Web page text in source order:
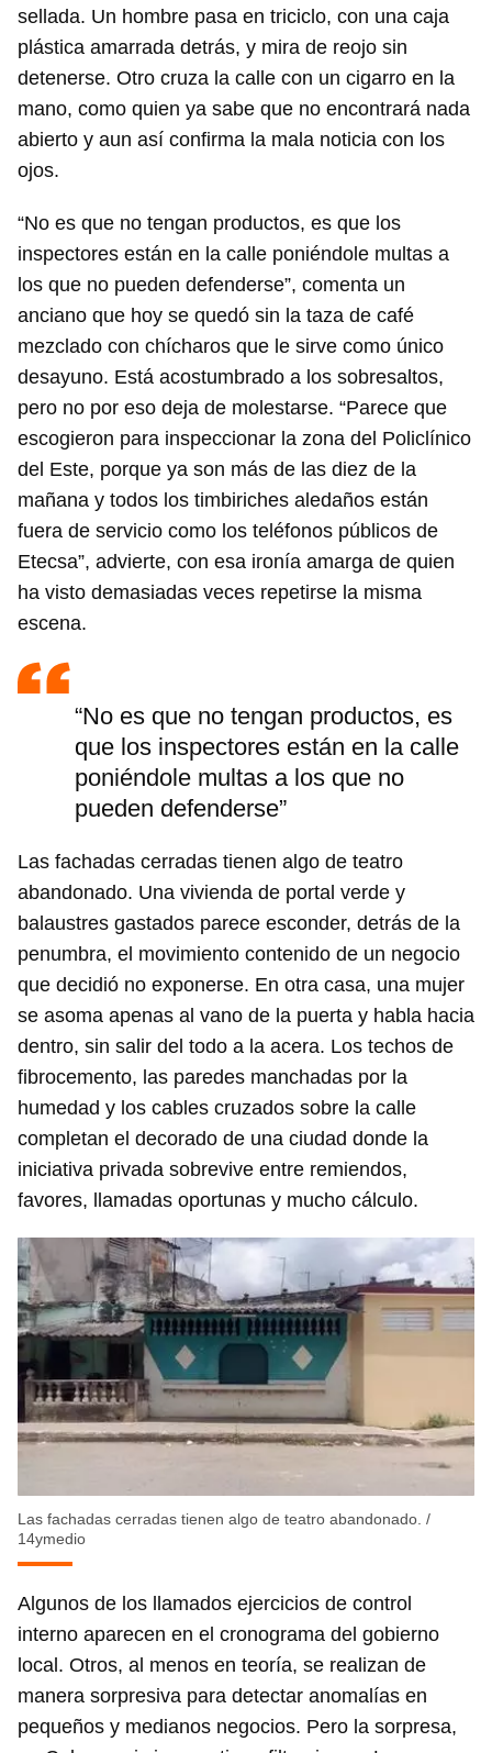
sellada. Un hombre pasa en triciclo, con una caja
plástica amarrada detrás, y mira de reojo sin
detenerse. Otro cruza la calle con un cigarro en la
mano, como quien ya sabe que no encontrará nada
abierto y aun así confirma la mala noticia con los
ojos.
“No es que no tengan productos, es que los
inspectores están en la calle poniéndole multas a
los que no pueden defenderse”, comenta un
anciano que hoy se quedó sin la taza de café
mezclado con chícharos que le sirve como único
desayuno. Está acostumbrado a los sobresaltos,
pero no por eso deja de molestarse. “Parece que
escogieron para inspeccionar la zona del Policlínico
del Este, porque ya son más de las diez de la
mañana y todos los timbiriches aledaños están
fuera de servicio como los teléfonos públicos de
Etecsa”, advierte, con esa ironía amarga de quien
ha visto demasiadas veces repetirse la misma
escena.
“No es que no tengan productos, es
que los inspectores están en la calle
poniéndole multas a los que no
pueden defenderse”
Las fachadas cerradas tienen algo de teatro
abandonado. Una vivienda de portal verde y
balaustres gastados parece esconder, detrás de la
penumbra, el movimiento contenido de un negocio
que decidió no exponerse. En otra casa, una mujer
se asoma apenas al vano de la puerta y habla hacia
dentro, sin salir del todo a la acera. Los techos de
fibrocemento, las paredes manchadas por la
humedad y los cables cruzados sobre la calle
completan el decorado de una ciudad donde la
iniciativa privada sobrevive entre remiendos,
favores, llamadas oportunas y mucho cálculo.
Las fachadas cerradas tienen algo de teatro abandonado. /
14ymedio
Algunos de los llamados ejercicios de control
interno aparecen en el cronograma del gobierno
local. Otros, al menos en teoría, se realizan de
manera sorpresiva para detectar anomalías en
pequeños y medianos negocios. Pero la sorpresa,